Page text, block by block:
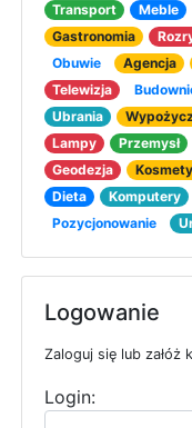
Transport
Meble
Gastronomia
Obuwie
Agencja
Telewizja
Ubrania
Lampy
Przemysł
Geodezja
Dieta
Komputery
Pozycjonowanie
Logowanie
Zaloguj się lub załóż
Login: